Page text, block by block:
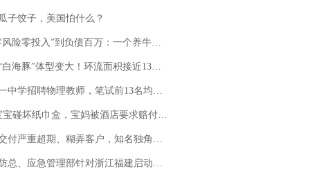
子饺子，美国怕什么？
投入”到负债百万：一个养牛项目崩盘后，谁该为农户的贷款买单丨红星调查
海豚”体型变大！环流面积接近13个浙江那么大
聘物理教师，笔试前13名均遭淘汰？教育局：已叫停招聘，成立调查组全面核查
巾盒，宝妈被酒店要求赔付924元！三亚一酒店回复：骨瓷定制！网友一查价格，吵翻了
糊弄客户，知名独角兽车企创始人回应：都没证据，将依法采取措施，“本人长期与美国交管局保持沟通，对方表示肯定”
、应急管理部针对浙江福建启动防汛防台风四级应急响应